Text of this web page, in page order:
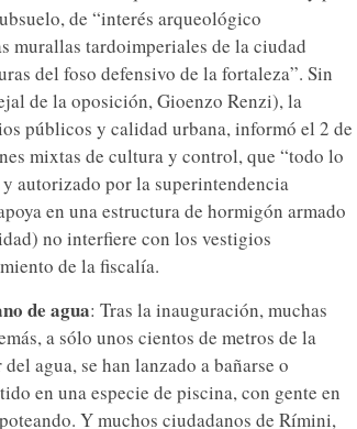
de “interés arqueológico
murallas tardoimperiales de la ciudad
del foso defensivo de la fortaleza”. Sin
de la oposición, Gioenzo Renzi), la
públicos y calidad urbana, informó el 2 de
mixtas de cultura y control, que “todo lo
autorizado por la superintendencia
en una estructura de hormigón armado
no interfiere con los vestigios
de la fiscalía.
de agua: Tras la inauguración, muchas
a sólo unos cientos de metros de la
agua, se han lanzado a bañarse o
en una especie de piscina, con gente en
Y muchos ciudadanos de Rímini,